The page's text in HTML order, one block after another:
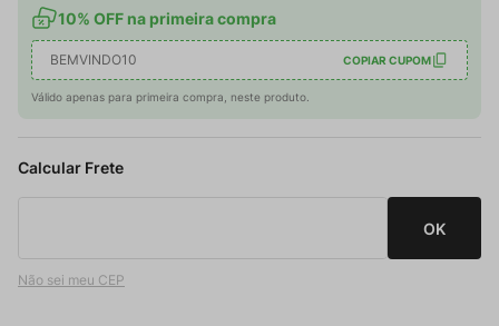
10% OFF na primeira compra
BEMVINDO10 COPIAR CUPOM
Válido apenas para primeira compra, neste produto.
Não sei meu CEP